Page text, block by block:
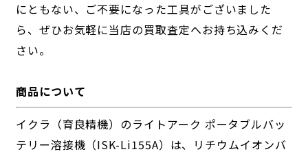
にともない、ご不要になった工具がございました
ら、ぜひお気軽に当店の買取査定へお持ち込みくだ
さい。
商品について
イクラ（育良精機）のライトアーク ポータブルバッ
テリー溶接機（ISK-Li155A）は、リチウムイオンバ